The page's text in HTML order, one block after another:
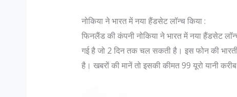
नोकिया ने भारत में नया हैंडसेट लॉन्च किया :
फिनलैंड की कंपनी नोकिया ने भारत में नया हैंडसेट
गई है जो 2 दिन तक चल सकती है। इस फोन की
है। खबरों की मानें तो इसकी कीमत 99 यूरो यानी